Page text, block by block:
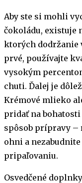
Aby ste si mohli
čokoládu, existuje
ktorých dodržanie
prvé, používajte
vysokým
chuti. Ďalej je
Krémové mlieko
pridať na bohatosti
spôsob prípravy –
ohni a
pripaľovaniu.
Osvedčené